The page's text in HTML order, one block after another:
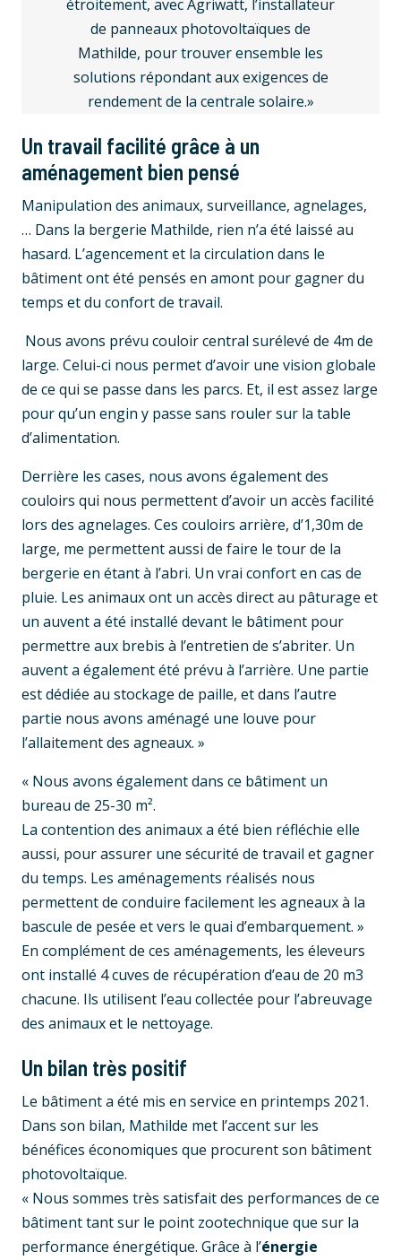
étroitement, avec Agriwatt, l’installateur
de panneaux photovoltaïques de
Mathilde, pour trouver ensemble les
solutions répondant aux exigences de
rendement de la centrale solaire.»
Un travail facilité grâce à un
aménagement bien pensé
Manipulation des animaux, surveillance, agnelages,
… Dans la bergerie Mathilde, rien n’a été laissé au
hasard. L’agencement et la circulation dans le
bâtiment ont été pensés en amont pour gagner du
temps et du confort de travail.
Nous avons prévu couloir central surélevé de 4m de
large. Celui-ci nous permet d’avoir une vision globale
de ce qui se passe dans les parcs. Et, il est assez large
pour qu’un engin y passe sans rouler sur la table
d’alimentation.
Derrière les cases, nous avons également des
couloirs qui nous permettent d’avoir un accès facilité
lors des agnelages. Ces couloirs arrière, d’1,30m de
large, me permettent aussi de faire le tour de la
bergerie en étant à l’abri. Un vrai confort en cas de
pluie. Les animaux ont un accès direct au pâturage et
un auvent a été installé devant le bâtiment pour
permettre aux brebis à l’entretien de s’abriter. Un
auvent a également été prévu à l’arrière. Une partie
est dédiée au stockage de paille, et dans l’autre
partie nous avons aménagé une louve pour
l’allaitement des agneaux. »
« Nous avons également dans ce bâtiment un
bureau de 25-30 m².
La contention des animaux a été bien réfléchie elle
aussi, pour assurer une sécurité de travail et gagner
du temps. Les aménagements réalisés nous
permettent de conduire facilement les agneaux à la
bascule de pesée et vers le quai d’embarquement. »
En complément de ces aménagements, les éleveurs
ont installé 4 cuves de récupération d’eau de 20 m3
chacune. Ils utilisent l’eau collectée pour l’abreuvage
des animaux et le nettoyage.
Un bilan très positif
Le bâtiment a été mis en service en printemps 2021.
Dans son bilan, Mathilde met l’accent sur les
bénéfices économiques que procurent son bâtiment
photovoltaïque.
« Nous sommes très satisfait des performances de ce
bâtiment tant sur le point zootechnique que sur la
performance énergétique. Grâce à l’énergie